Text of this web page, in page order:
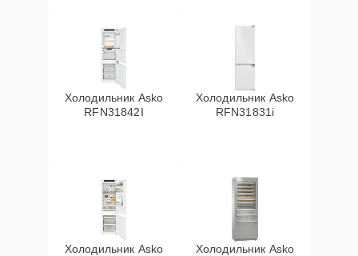
Холодильник Asko
RFN31842I
Холодильник Asko
RFN31831i
Холодильник Asko
Холодильник Asko